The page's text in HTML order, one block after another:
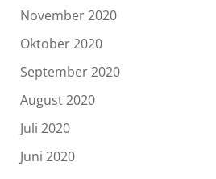
November 2020
Oktober 2020
September 2020
August 2020
Juli 2020
Juni 2020